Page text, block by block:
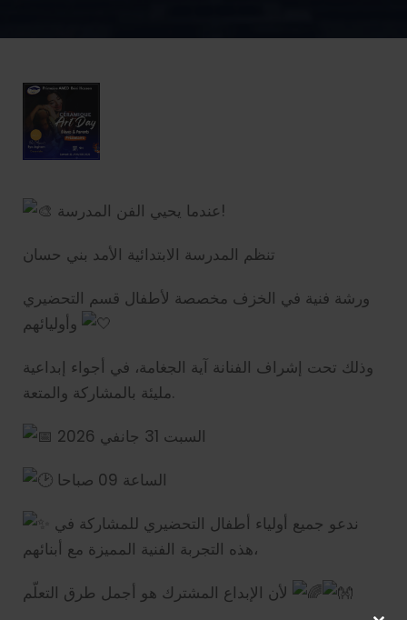
عندما يحيي الفن المدرسة!
تنظم المدرسة الابتدائية الأمد بني حسان
ورشة فنية في الخزف مخصصة لأطفال قسم التحضيري
وذلك تحت إشراف الفنانة آية الجغامة، في أجواء إبداعية
مليئة بالمشاركة والمتعة.
السبت 31 جانفي 2026
الساعة 09 صباحا
هذه التجربة الفنية المميزة مع أبنائهم،